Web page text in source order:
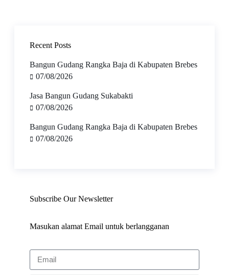
Recent Posts
Bangun Gudang Rangka Baja di Kabupaten Brebes
07/08/2026
Jasa Bangun Gudang Sukabakti
07/08/2026
Bangun Gudang Rangka Baja di Kabupaten Brebes
07/08/2026
Subscribe Our Newsletter
Masukan alamat Email untuk berlangganan